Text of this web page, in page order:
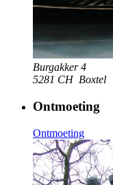
Burgakker 4
5281 CH Boxtel
Ontmoeting
Ontmoeting